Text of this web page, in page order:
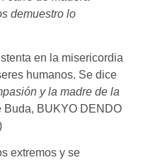
demuestro lo
en la misericordia
humanos. Se dice
y la madre de la
Buda, BUKYO DENDO
extremos y se